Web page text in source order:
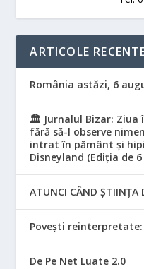
ARTICOLE
România astăzi, 6
🏛️ Jurnalul Bizar: Ziua
fără să-l observe
intrat în pământ și
Disneyland (Ediția de
ATUNCI CÂND ȘTIINȚA
Povești
De Pe Net Luate 2.0